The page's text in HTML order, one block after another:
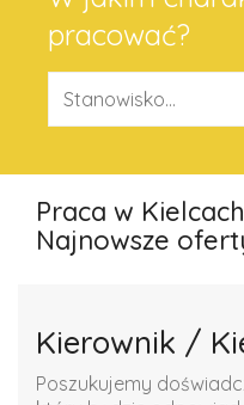
pracować?
Praca w
Najnowsze
Kierownik /
Poszukujemy